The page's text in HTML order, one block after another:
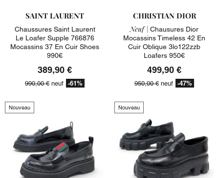
SAINT LAURENT
Chaussures Saint Laurent
Le Loafer Supple 766876
Mocassins 37 En Cuir Shoes
990€
389,90 €
990,00 € neuf -61%
CHRISTIAN DIOR
Neuf | Chausures Dior
Mocassins Timeless 42 En
Cuir Oblique 3lo122zzb
Loafers 950€
499,90 €
950,00 € neuf -47%
Nouveau Nouveau